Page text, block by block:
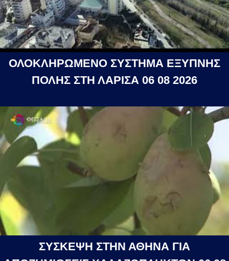
ΟΛΟΚΛΗΡΩΜΕΝΟ ΣΥΣΤΗΜΑ ΕΞΥΠΝΗΣ
ΠΟΛΗΣ ΣΤΗ ΛΑΡΙΣΑ 06 08 2026
ΣΥΣΚΕΨΗ ΣΤΗΝ ΑΘΗΝΑ ΓΙΑ